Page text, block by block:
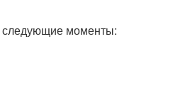
следующие моменты: